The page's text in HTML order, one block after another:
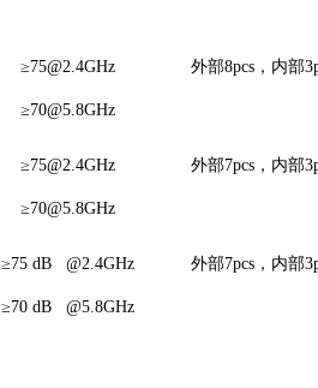
≥75@2.4GHz
≥70@5.8GHz
外部8pcs，内部
≥75@2.4GHz
≥70@5.8GHz
外部7pcs，内部
≥75 dB @2.4GHz
≥70 dB @5.8GHz
外部7pcs，内部